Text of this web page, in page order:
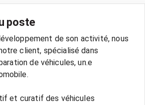
poste
de son activité, nous
client, spécialisé dans
de véhicules, un.e
et curatif des véhicules